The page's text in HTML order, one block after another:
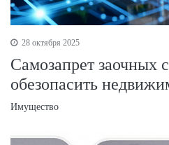
28 октября 2025
Самозапрет заочных
обезопасить
Имущество